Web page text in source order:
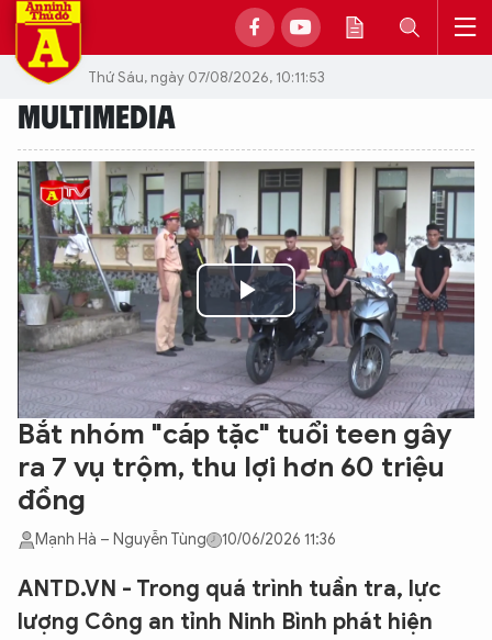
Thứ Sáu, ngày 07/08/2026, 10:11:53
MULTIMEDIA
Play
Video
Bắt nhóm "cáp tặc" tuổi teen gây
ra 7 vụ trộm, thu lợi hơn 60 triệu
đồng
Mạnh Hà – Nguyễn Tùng 10/06/2026 11:36
ANTD.VN - Trong quá trình tuần tra, lực
lượng Công an tỉnh Ninh Bình phát hiện